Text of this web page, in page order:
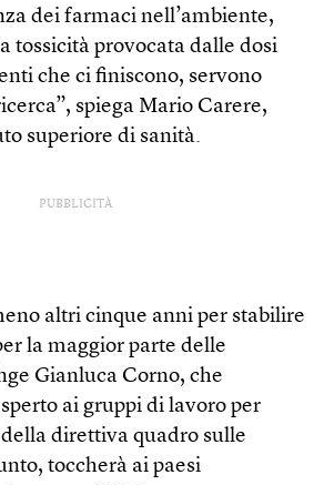
dei farmaci nell’ambiente,
tossicità provocata dalle dosi
che ci finiscono, servono
spiega Mario Carere,
superiore di sanità.
PUBBLICITÀ
altri cinque anni per stabilire
la maggior parte delle
Gianluca Corno, che
ai gruppi di lavoro per
direttiva quadro sulle
toccherà ai paesi